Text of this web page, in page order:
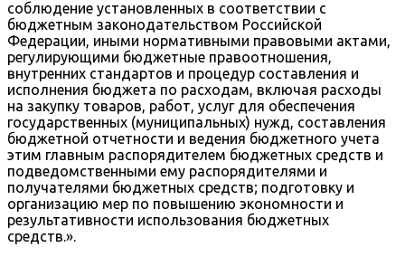
соблюдение установленных в соответствии с
бюджетным законодательством Российской
Федерации, иными нормативными правовыми актами,
регулирующими бюджетные правоотношения,
внутренних стандартов и процедур составления и
исполнения бюджета по расходам, включая расходы
на закупку товаров, работ, услуг для обеспечения
государственных (муниципальных) нужд, составления
бюджетной отчетности и ведения бюджетного учета
этим главным распорядителем бюджетных средств и
подведомственными ему распорядителями и
получателями бюджетных средств; подготовку и
организацию мер по повышению экономности и
результативности использования бюджетных
средств.».